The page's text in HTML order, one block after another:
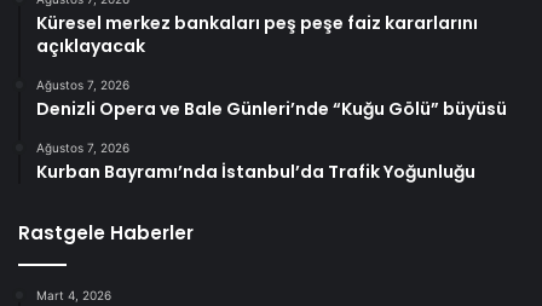
Küresel merkez bankaları peş peşe faiz kararlarını
açıklayacak
Ağustos 7, 2026
Denizli Opera ve Bale Günleri’nde “Kuğu Gölü” büyüsü
Ağustos 7, 2026
Kurban Bayramı’nda İstanbul’da Trafik Yoğunluğu
Rastgele Haberler
Mart 4, 2026